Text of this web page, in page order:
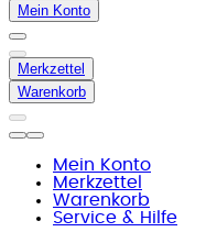
Mein Konto
Merkzettel
Warenkorb
Mein Konto
Merkzettel
Warenkorb
Service & Hilfe